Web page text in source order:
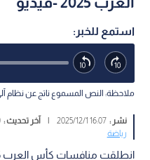
استمع للخبر:
ملاحظة: النص المسموع ناتج عن نظام
نشر :16:07 2025/12/1
| آخر تحديث :
رياضة